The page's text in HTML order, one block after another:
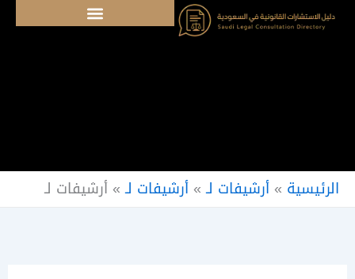
تخطي
الرئيسية »أرشيفات لـ»أرشيفات لـ» أرشيفات لـ